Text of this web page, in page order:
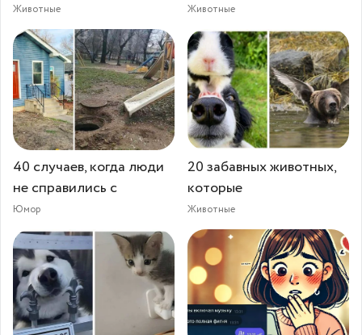
Животные Животные
40 случаев, когда люди
не справились с
Юмор
20 забавных животных,
которые
Животные